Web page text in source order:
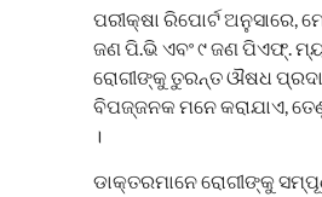
ପରୀକ୍ଷା ରିପୋର୍ଟ ଅନୁସାରେ,
ଜଣ ପି.ଭି ଏବଂ ୯ ଜଣ ପିଏଫ୍.
ରୋଗୀଙ୍କୁ ତୁରନ୍ତ ଔଷଧ
ବିପଜ୍ଜନକ ମନେ କରାଯାଏ,
।
ଡାକ୍ତରମାନେ ରୋଗୀଙ୍କୁ